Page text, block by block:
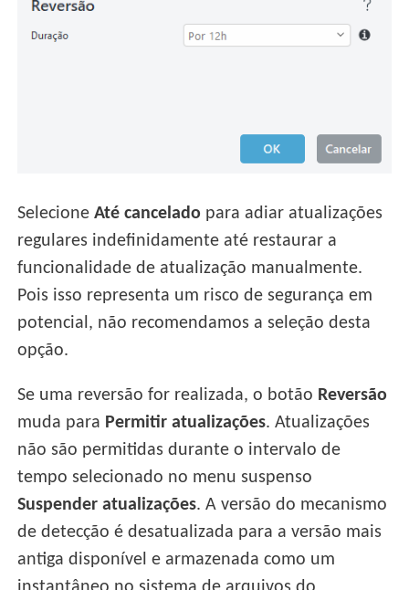
SelecioneAté cancelado para adiar atualizações
regulares indefinidamente até restaurar a
funcionalidade de atualização manualmente.
Pois isso representa um risco de segurança em
potencial, não recomendamos a seleção desta
opção.
Se uma reversão for realizada, o botão Reversão
muda para Permitir atualizações. Atualizações
não são permitidas durante o intervalo de
tempo selecionado no menu suspenso
Suspender atualizações. A versão do mecanismo
de detecção é desatualizada para a versão mais
antiga disponível e armazenada como um